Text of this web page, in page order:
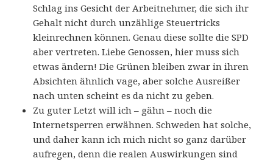
Schlag ins Gesicht der Arbeitnehmer, die sich ihr
Gehalt nicht durch unzählige Steuertricks
kleinrechnen können. Genau diese sollte die SPD
aber vertreten. Liebe Genossen, hier muss sich
etwas ändern! Die Grünen bleiben zwar in ihren
Absichten ähnlich vage, aber solche Ausreißer
nach unten scheint es da nicht zu geben.
Zu guter Letzt will ich – gähn – noch die
Internetsperren erwähnen. Schweden hat solche,
und daher kann ich mich nicht so ganz darüber
aufregen, denn die realen Auswirkungen sind